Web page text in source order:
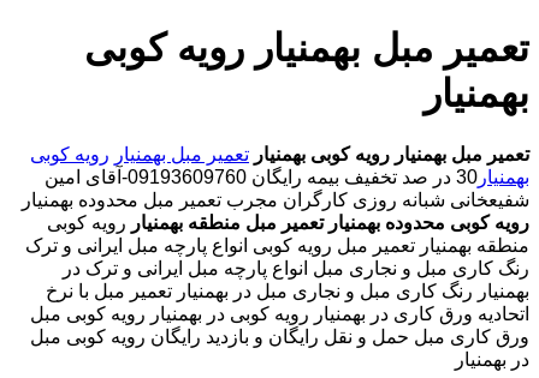
تعمیر مبل بهمنیار رویه کوبی
بهمنیار
تعمیر مبل بهمنیار رویه کوبی بهمنیار تعمیر مبل بهمنیار رویه کوبی
بهمنیار
30 در صد تخفیف بیمه رایگان 09193609760-آقای امین
شفیعخانی شبانه روزی کارگران مجرب تعمیر مبل محدوده بهمنیار
رویه کوبی محدوده بهمنیار تعمیر مبل منطقه بهمنیار رویه کوبی
منطقه بهمنیار تعمیر مبل رویه کوبی انواع پارچه مبل ایرانی و ترک
رنگ کاری مبل و نجاری مبل انواع پارچه مبل ایرانی و ترک در
بهمنیار رنگ کاری مبل و نجاری مبل در بهمنیار تعمیر مبل با نرخ
اتحادیه ورق کاری در بهمنیار رویه کوبی در بهمنیار رویه کوبی مبل
ورق کاری مبل حمل و نقل رایگان و بازدید رایگان رویه کوبی مبل
در بهمنیار